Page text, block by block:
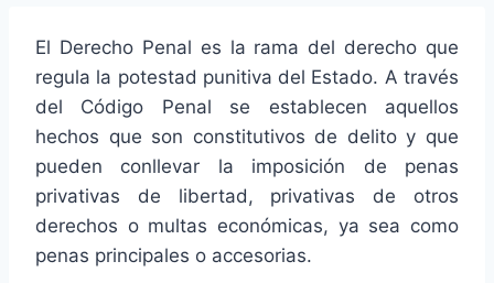
El Derecho Penal es la rama del derecho que
regula la potestad punitiva del Estado. A través
del Código Penal se establecen aquellos
hechos que son constitutivos de delito y que
pueden conllevar la imposición de penas
privativas de libertad, privativas de otros
derechos o multas económicas, ya sea como
penas principales o accesorias.